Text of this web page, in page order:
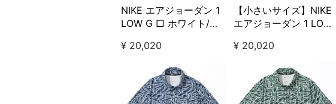
NIKE エアジョーダン 1
LOW G □ ホワイト/オ
¥ 20,020
【小さいサイズ】NIKE
エアジョーダン 1 LOW
ィアン
¥ 20,020